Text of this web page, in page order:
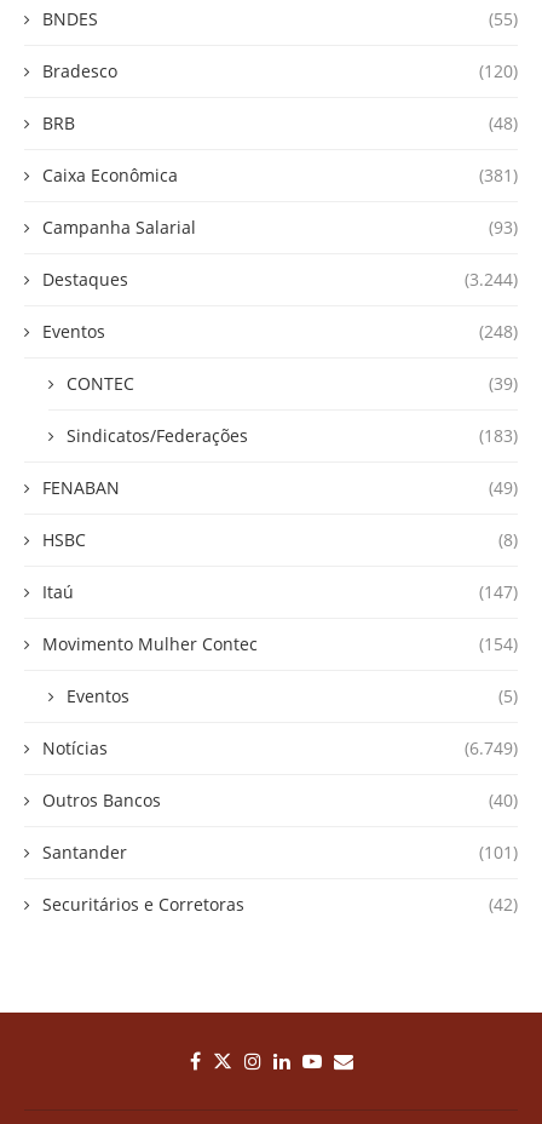
BNDES (55)
Bradesco (120)
BRB (48)
Caixa Econômica (381)
Campanha Salarial (93)
Destaques (3.244)
Eventos (248)
CONTEC (39)
Sindicatos/Federações (183)
FENABAN (49)
HSBC (8)
Itaú (147)
Movimento Mulher Contec (154)
Eventos (5)
Notícias (6.749)
Outros Bancos (40)
Santander (101)
Securitários e Corretoras (42)